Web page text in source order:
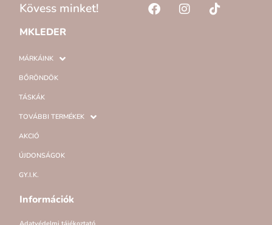
Kövess minket!
MKLEDER
MÁRKÁINK
BŐRÖNDÖK
TÁSKÁK
TOVÁBBI TERMÉKEK
AKCIÓ
ÚJDONSÁGOK
GY.I.K.
Információk